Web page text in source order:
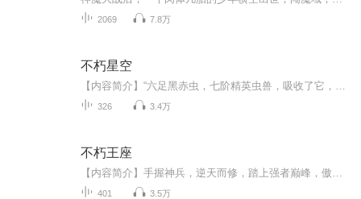
2069 7.8万
不朽星空
326 3.4万
不朽王座
401 3.5万